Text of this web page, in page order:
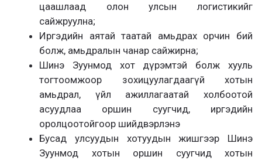
цаашлаад олон улсын логистикийг
сайжруулна;
Иргэдийн аятай таатай амьдрах орчин бий
болж, амьдралын чанар сайжирна;
Шинэ Зуунмод хот дүрэмтэй болж хууль
тогтоомжоор зохицуулагдаагүй хотын
амьдрал, үйл ажиллагаатай холбоотой
асуудлаа оршин суугчид, иргэдийн
оролцоотойгоор шийдвэрлэнэ
Бусад улсуудын хотуудын жишгээр Шинэ
Зуунмод хотын оршин суугчид хотын